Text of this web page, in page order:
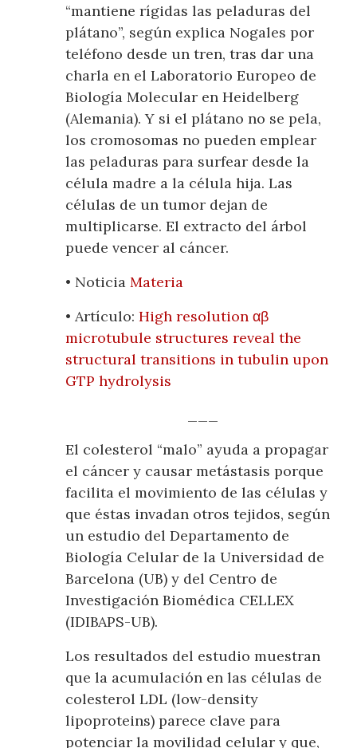
“mantiene rígidas las peladuras del
plátano”, según explica Nogales por
teléfono desde un tren, tras dar una
charla en el Laboratorio Europeo de
Biología Molecular en Heidelberg
(Alemania). Y si el plátano no se pela,
los cromosomas no pueden emplear
las peladuras para surfear desde la
célula madre a la célula hija. Las
células de un tumor dejan de
multiplicarse. El extracto del árbol
puede vencer al cáncer.
• NoticiaMateria
• Artículo:High resolution αβ
microtubule structures reveal the
structural transitions in tubulin upon
GTP hydrolysis
El colesterol “malo” ayuda a propagar
el cáncer y causar metástasis porque
facilita el movimiento de las células y
que éstas invadan otros tejidos, según
un estudio del Departamento de
Biología Celular de la Universidad de
Barcelona (UB) y del Centro de
Investigación Biomédica CELLEX
(IDIBAPS-UB).
Los resultados del estudio muestran
que la acumulación en las células de
colesterol LDL (low-density
lipoproteins) parece clave para
potenciar la movilidad celular y que,